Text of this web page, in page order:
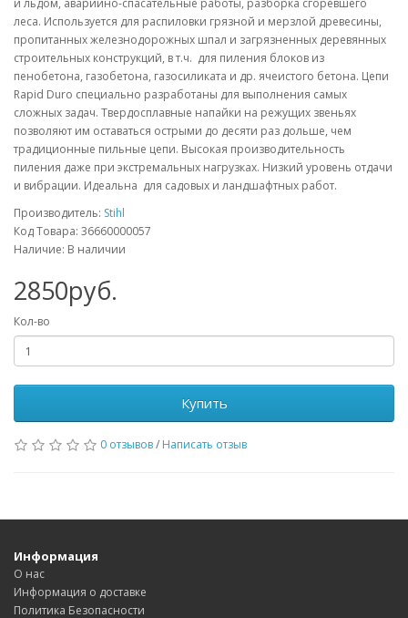
и льдом, аварийно-спасательные работы, разборка сгоревшего
леса. Используется для распиловки грязной и мерзлой древесины,
пропитанных железнодорожных шпал и загрязненных деревянных
строительных конструкций, в т.ч. для пиления блоков из
пенобетона, газобетона, газосиликата и др. ячеистого бетона. Цепи
Rapid Duro специально разработаны для выполнения самых
сложных задач. Твердосплавные напайки на режущих звеньях
позволяют им оставаться острыми до десяти раз дольше, чем
традиционные пильные цепи. Высокая производительность
пиления даже при экстремальных нагрузках. Низкий уровень отдачи
и вибрации. Идеальна для садовых и ландшафтных работ.
Производитель: Stihl
Код Товара: 36660000057
Наличие: В наличии
2850руб.
Кол-во
Купить
0 отзывов/ Написать отзыв
Информация
О нас
Информация о доставке
Политика Безопасности